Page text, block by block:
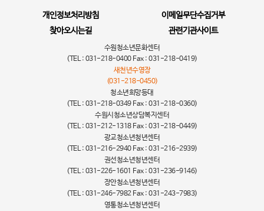
개인정보처리방침
이메일무단수집거부
찾아오시는길
관련기관사이트
수원청소년문화센터
(TEL : 031-218-0400 Fax : 031-218-0419)
새천년수영장
(031-218-0450)
청소년희망등대
(TEL : 031-218-0349 Fax : 031-218-0360)
수원시청소년상담복지센터
(TEL : 031-212-1318 Fax : 031-218-0449)
광교청소년청년센터
(TEL : 031-216-2940 Fax : 031-216-2939)
권선청소년청년센터
(TEL : 031-226-1601 Fax : 031-236-9146)
장안청소년청년센터
(TEL : 031-246-7982 Fax : 031-243-7983)
영통청소년청년센터